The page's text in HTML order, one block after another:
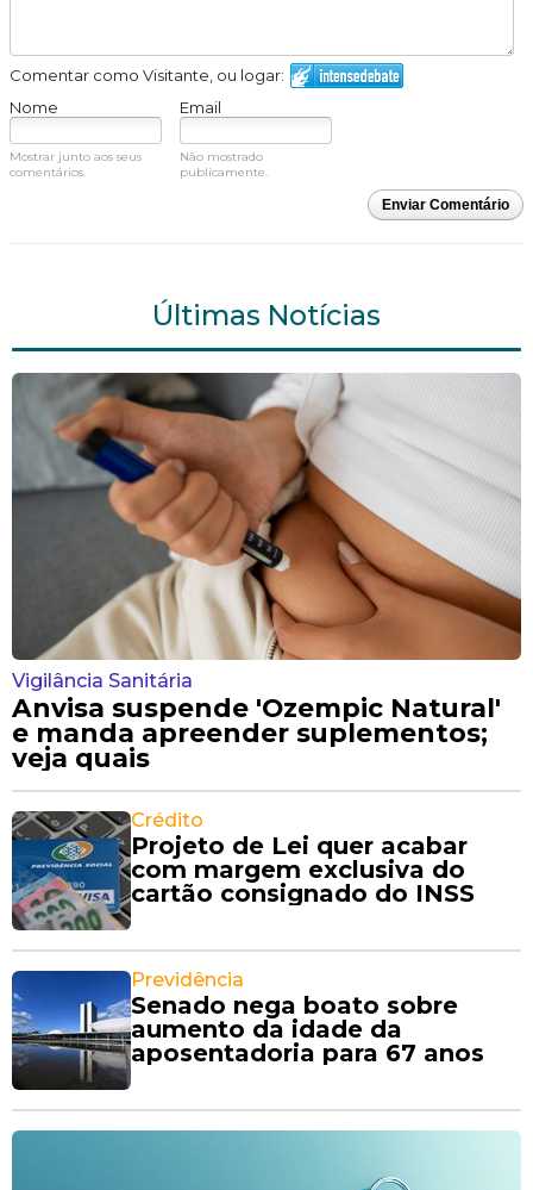
Comentar como Visitante, ou logar:
Nome
Email
Mostrar junto aos seus
comentários.
Não mostrado
publicamente.
Enviar Comentário
Últimas Notícias
Vigilância Sanitária
Anvisa suspende 'Ozempic Natural'
e manda apreender suplementos;
veja quais
Crédito
Projeto de Lei quer acabar
com margem exclusiva do
cartão consignado do INSS
Previdência
Senado nega boato sobre
aumento da idade da
aposentadoria para 67 anos